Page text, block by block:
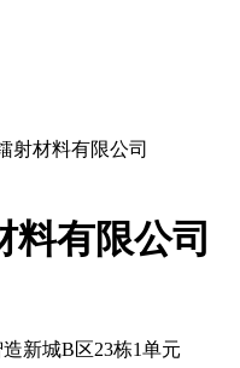
射材料有限公司
料有限公司
新城B区23栋1单元